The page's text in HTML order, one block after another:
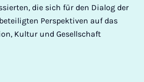
die sich für den Dialog der
Perspektiven auf das
Kultur und Gesellschaft